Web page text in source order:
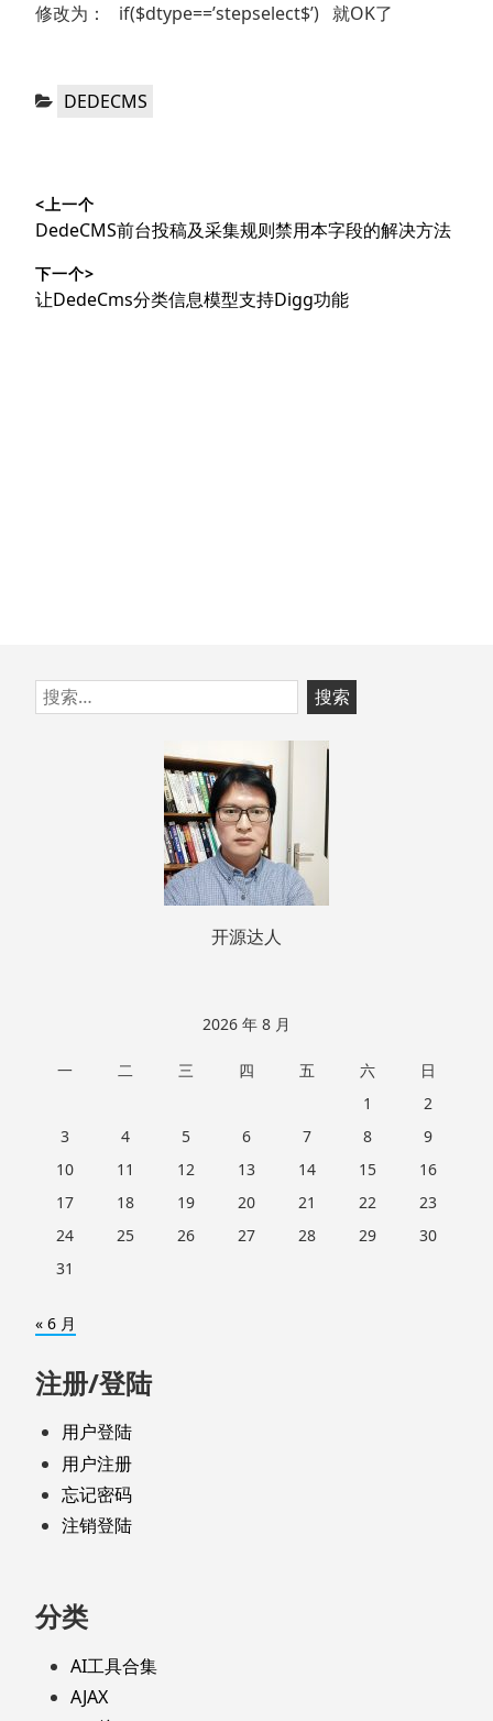
修改为： if($dtype==’stepselect$’) 就OK了
分
DEDECMS
章
导
航
<上一个
上
文
章：
DedeCMS前台投稿及采集规则禁用本字段的解决方法
下一个>
下
让DedeCms分类信息模型支持Digg功能
跳
至
搜
索：
开源达人
2026 年 8 月
一 二 三 四 五 六
日
1
2
3
4 5 6 7 8
9
10
11 12 13 14 15
16
17
18 19 20 21 22
23
24
25 26 27 28 29
30
31
« 6 月
注册/登陆
用户登陆
用户注册
忘记密码
注销登陆
分类
AI工具合集
AJAX